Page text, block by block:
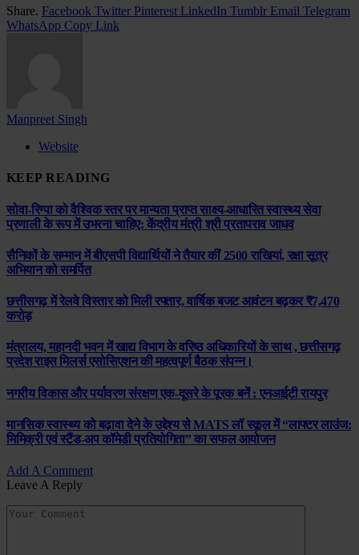
Share. Facebook Twitter Pinterest LinkedIn Tumblr Email Telegram
WhatsApp Copy Link
Manpreet Singh
Website
KEEP READING
सोवा-रिग्पा को वैश्विक स्तर पर मान्यता प्राप्त साक्ष्य-आधारित स्वास्थ्य सेवा
प्रणाली के रूप में उभरना चाहिए: केंद्रीय मंत्री श्री प्रतापराव जाधव
सैनिकों के सम्मान में बीएसपी विद्यार्थियों ने तैयार कीं 2500 राखियां, रक्षा सूत्र
अभियान को समर्पित
छत्तीसगढ़ में रेलवे विस्तार को मिली रफ्तार, वार्षिक बजट आवंटन बढ़कर ₹7,470
करोड़
मंत्रालय, महानदी भवन में खाद्य विभाग के वरिष्ठ अधिकारियों के साथ , छत्तीसगढ़
प्रदेश राइस मिलर्स एसोसिएशन की महत्वपूर्ण बैठक संपन्न।
नगरीय विकास और पर्यावरण संरक्षण एक-दूसरे के पूरक बनें : एनआईटी रायपुर
मानसिक स्वास्थ्य को बढ़ावा देने के उद्देश्य से MATS लॉ स्कूल में “लाफ्टर लाउंज:
मिमिक्री एवं स्टैंड-अप कॉमेडी प्रतियोगिता” का सफल आयोजन
Add A Comment
Leave A Reply